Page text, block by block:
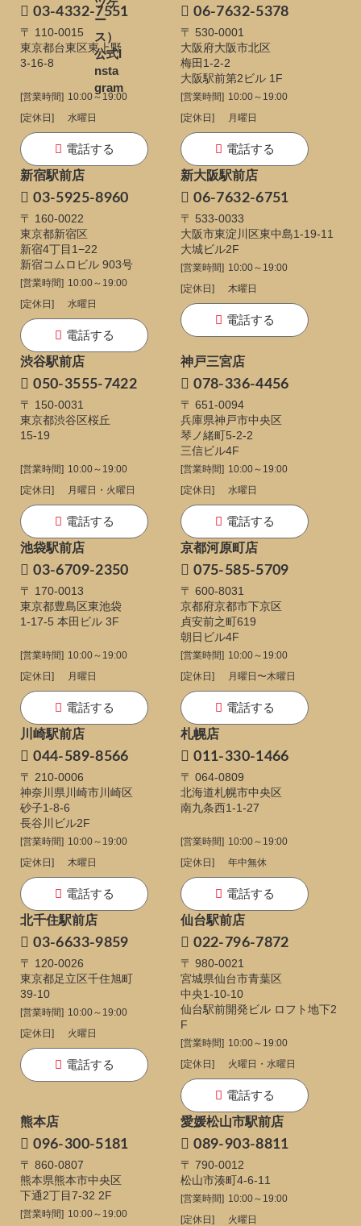
03-4332-7551
〒 110-0015
東京都台東区東上野
3-16-8
[営業時間] 10:00～19:00
[定休日]
水曜日
電話する
06-7632-5378
〒 530-0001
大阪府大阪市北区
梅田1-2-2
大阪駅前第2ビル 1F
[営業時間] 10:00～19:00
[定休日]
月曜日
電話する
新宿駅前店
03-5925-8960
〒 160-0022
東京都新宿区
新宿4丁目1−22
新宿コムロビル 903号
[営業時間] 10:00～19:00
[定休日]
水曜日
電話する
新大阪駅前店
06-7632-6751
〒 533-0033
大阪市東淀川区東中島1-19-11
大城ビル2F
[営業時間] 10:00～19:00
[定休日]
木曜日
電話する
渋谷駅前店
050-3555-7422
〒 150-0031
東京都渋谷区桜丘
15-19
[営業時間] 10:00～19:00
[定休日]
月曜日・火曜日
電話する
神戸三宮店
078-336-4456
〒 651-0094
兵庫県神戸市中央区
琴ノ緒町5-2-2
三信ビル4F
[営業時間] 10:00～19:00
[定休日]
水曜日
電話する
池袋駅前店
03-6709-2350
〒 170-0013
東京都豊島区東池袋
1-17-5 本田ビル 3F
[営業時間] 10:00～19:00
[定休日]
月曜日
電話する
京都河原町店
075-585-5709
〒 600-8031
京都府京都市下京区
貞安前之町619
朝日ビル4F
[営業時間] 10:00～19:00
[定休日]
月曜日〜木曜日
電話する
川崎駅前店
044-589-8566
〒 210-0006
神奈川県川崎市川崎区
砂子1-8-6
長谷川ビル2F
[営業時間] 10:00～19:00
[定休日]
木曜日
電話する
札幌店
011-330-1466
〒 064-0809
北海道札幌市中央区
南九条西1-1-27
[営業時間] 10:00～19:00
[定休日]
年中無休
電話する
北千住駅前店
03-6633-9859
〒 120-0026
東京都足立区千住旭町
39-10
[営業時間] 10:00～19:00
[定休日]
火曜日
電話する
仙台駅前店
022-796-7872
〒 980-0021
宮城県仙台市青葉区
中央1-10-10
仙台駅前開発ビル ロフト地下2
F
[営業時間] 10:00～19:00
[定休日]
火曜日・水曜日
電話する
熊本店
096-300-5181
〒 860-0807
熊本県熊本市中央区
下通2丁目7-32 2F
[営業時間] 10:00～19:00
愛媛松山市駅前店
089-903-8811
〒 790-0012
松山市湊町4-6-11
[営業時間] 10:00～19:00
[定休日]
火曜日